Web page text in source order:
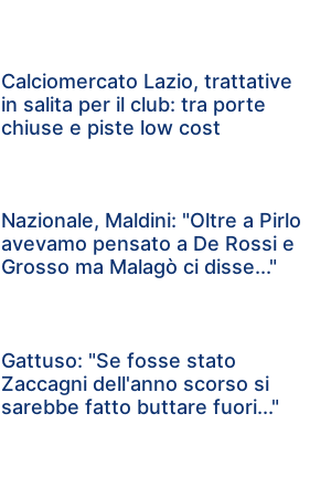
Calciomercato Lazio, trattative
in salita per il club: tra porte
chiuse e piste low cost
Nazionale, Maldini: "Oltre a Pirlo
avevamo pensato a De Rossi e
Grosso ma Malagò ci disse..."
Gattuso: "Se fosse stato
Zaccagni dell'anno scorso si
sarebbe fatto buttare fuori..."